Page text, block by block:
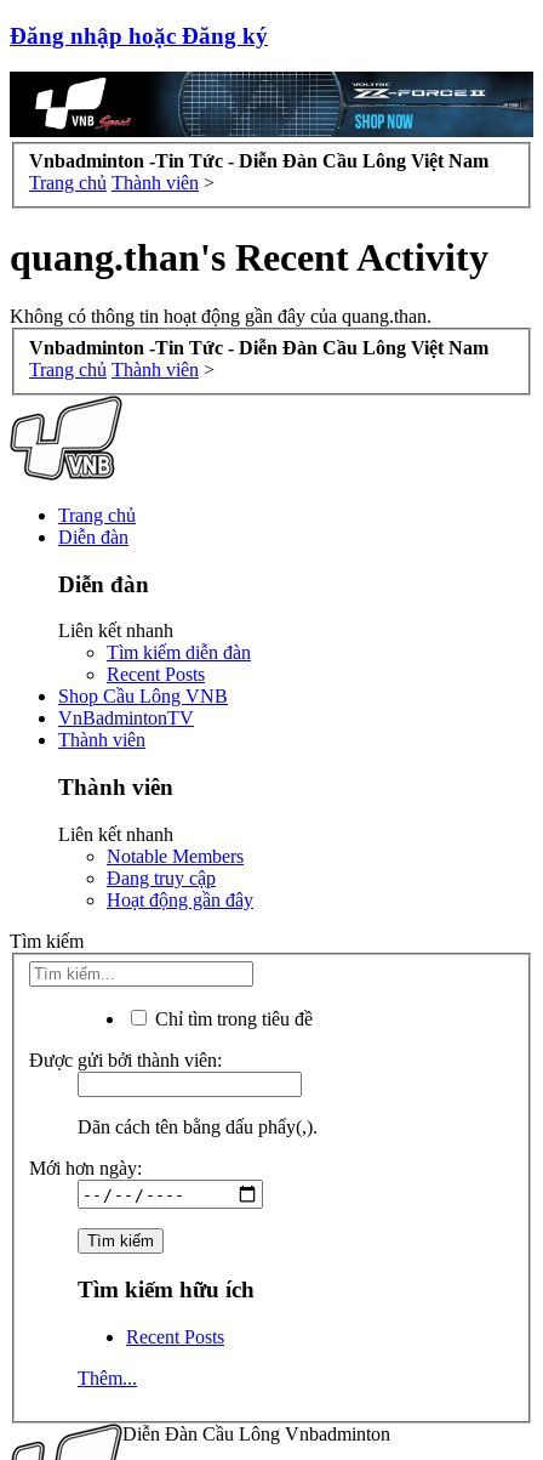
Đăng nhập hoặc Đăng ký
Vnbadminton -Tin Tức - Diễn Đàn Cầu Lông Việt Nam
Trang chủ Thành viên >
quang.than's Recent Activity
Không có thông tin hoạt động gần đây của quang.than.
Vnbadminton -Tin Tức - Diễn Đàn Cầu Lông Việt Nam
Trang chủ Thành viên >
Trang chủ
Diễn đàn
Diễn đàn
Liên kết nhanh
Tìm kiếm diễn đàn
Recent Posts
Shop Cầu Lông VNB
VnBadmintonTV
Thành viên
Thành viên
Liên kết nhanh
Notable Members
Đang truy cập
Hoạt động gần đây
Tìm kiếm
Chỉ tìm trong tiêu đề
Được gửi bởi thành viên:
Dãn cách tên bằng dấu phẩy(,).
Mới hơn ngày:
Tìm kiếm hữu ích
Recent Posts
Thêm...
Diễn Đàn Cầu Lông Vnbadminton